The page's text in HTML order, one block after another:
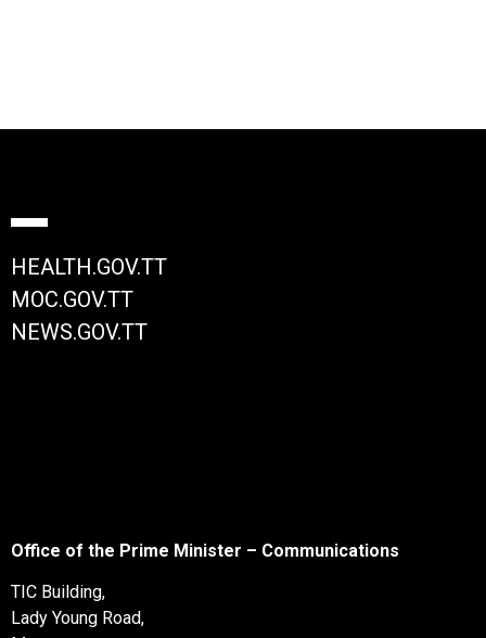
HEALTH.GOV.TT
MOC.GOV.TT
NEWS.GOV.TT
Office of the Prime Minister – Communications
TIC Building,
Lady Young Road,